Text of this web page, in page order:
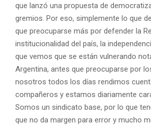
que lanzó una propuesta de
gremios. Por eso, simplemente lo que
que preocuparse más por defender la
institucionalidad del país, la
que vemos que se están vulnerando
Argentina, antes que preocuparse por
nosotros todos los días rendimos
compañeros y estamos diariamente
Somos un sindicato base, por lo que
que no da margen para error y mucho